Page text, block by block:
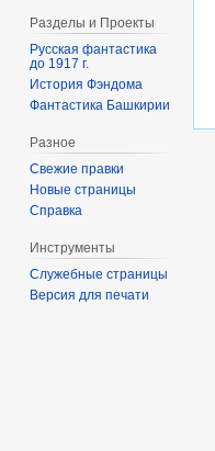
Разделы и Проекты
Русская фантастика
до 1917 г.
История Фэндома
Фантастика Башкирии
Разное
Свежие правки
Новые страницы
Справка
Инструменты
Служебные страницы
Версия для печати